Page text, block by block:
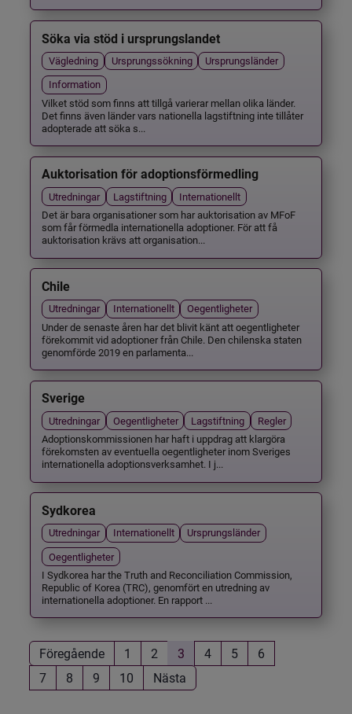
Söka via stöd i ursprungslandet
Vägledning Ursprungssökning
Ursprungsländer
Information
Vilket stöd som finns att tillgå varierar mellan olika länder.
Det finns även länder vars nationella lagstiftning inte tillåter
adopterade att söka s...
Auktorisation för adoptionsförmedling
Utredningar Lagstiftning
Internationellt
Det är bara organisationer som har auktorisation av MFoF
som får förmedla internationella adoptioner. För att få
auktorisation krävs att organisation...
Chile
Utredningar Internationellt
Oegentligheter
Under de senaste åren har det blivit känt att oegentligheter
förekommit vid adoptioner från Chile. Den chilenska staten
genomförde 2019 en parlamenta...
Sverige
Utredningar Oegentligheter Lagstiftning
Regler
Adoptionskommissionen har haft i uppdrag att klargöra
förekomsten av eventuella oegentligheter inom Sveriges
internationella adoptionsverksamhet. I j...
Sydkorea
Utredningar Internationellt
Ursprungsländer
Oegentligheter
I Sydkorea har the Truth and Reconciliation Commission,
Republic of Korea (TRC), genomfört en utredning av
internationella adoptioner. En rapport ...
Föregående 1 2 3 4 5
6
7
8 9 10 Nästa